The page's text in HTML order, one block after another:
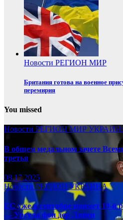
Новости РЕГИОН МИР
Британия готова на военное
перемирия
You missed
Новости РЕГИОНМИР
В общем медальном зачете
третья
08.17.2025
НовостиРЕГИОНУКРАИНА
ЕС уже в сентябре примет 19-й
— Урсула фон дер Ляйен